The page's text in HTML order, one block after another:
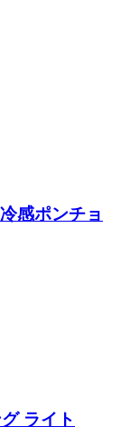
感ポンチョ
ライト